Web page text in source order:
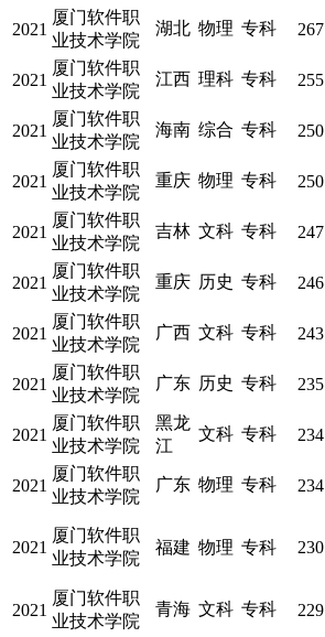
2021
厦门软件职
业技术学院
湖北 物理 专科 267
2021
厦门软件职
业技术学院
江西 理科 专科 255
2021
厦门软件职
业技术学院
海南 综合 专科 250
2021
厦门软件职
业技术学院
重庆 物理 专科 250
2021
厦门软件职
业技术学院
吉林 文科 专科 247
2021
厦门软件职
业技术学院
重庆 历史 专科 246
2021
厦门软件职
业技术学院
广西 文科 专科 243
2021
厦门软件职
业技术学院
广东 历史 专科 235
2021
厦门软件职
业技术学院
黑龙
江
文科 专科 234
2021
厦门软件职
业技术学院
广东 物理 专科 234
2021
厦门软件职
业技术学院
福建 物理 专科 230
2021
厦门软件职
业技术学院
青海 文科 专科 229